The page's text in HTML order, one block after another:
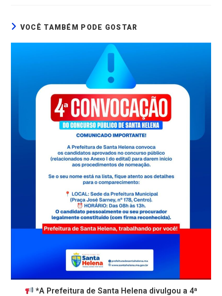
VOCÊ TAMBÉM PODE GOSTAR
*A Prefeitura de Santa Helena divulgou a 4ª